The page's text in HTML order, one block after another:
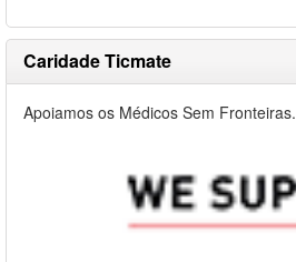
Caridade Ticmate
Apoiamos os Médicos Sem Fronteiras.